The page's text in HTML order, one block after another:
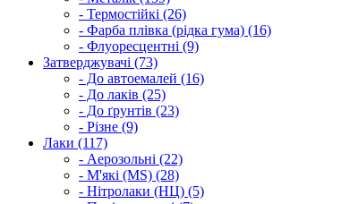
- Термостійкі (26)
- Фарба плівка (рідка гума) (16)
- Флуоресцентні (9)
Затверджувачі (73)
- До автоемалей (16)
- До лаків (25)
- До ґрунтів (23)
- Різне (9)
Лаки (117)
- Аерозольні (22)
- М'які (MS) (28)
- Нітролаки (НЦ) (5)